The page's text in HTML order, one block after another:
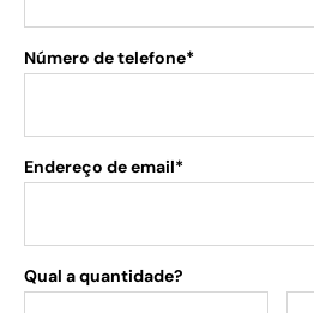
Número de telefone*
Endereço de email*
Qual a quantidade?